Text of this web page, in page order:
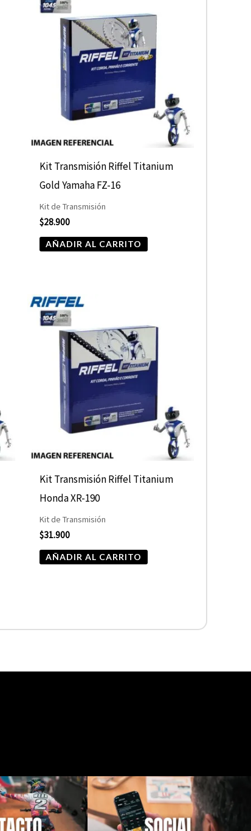
Kit Transmisión Riffel Titanium
Gold Yamaha FZ-16
Kit de Transmisión
$28.900
AÑADIR AL CARRITO
Kit Transmisión Riffel Titanium
Honda XR-190
Kit de Transmisión
$31.900
AÑADIR AL CARRITO